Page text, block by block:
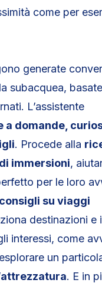
come per
generate
subacquea,
L’assistente
a domande,
. Procede alla
immersioni,
per le loro
su viaggi
destinazioni e
interessi, come
un
. E in